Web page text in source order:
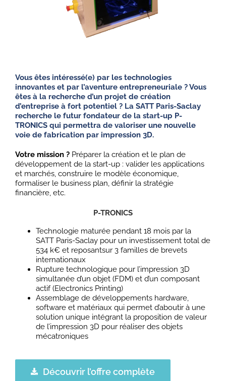
Vous êtes intéressé(e) par les technologies
innovantes et par l’aventure entrepreneuriale ? Vous
êtes à la recherche d’un projet de création
d’entreprise à fort potentiel ? La SATT Paris-Saclay
recherche le futur fondateur de la start-up P-
TRONICS qui permettra de valoriser une nouvelle
voie de fabrication par impression 3D.
Votre mission ? Préparer la création et le plan de
développement de la start-up : valider les applications
et marchés, construire le modèle économique,
formaliser le business plan, définir la stratégie
financière, etc.
P-TRONICS
Technologie maturée pendant 18 mois par la
SATT Paris-Saclay pour un investissement total de
534 k€ et reposantsur 3 familles de brevets
internationaux
Rupture technologique pour l’impression 3D
simultanée d’un objet (FDM) et d’un composant
actif (Electronics Printing)
Assemblage de développements hardware,
software et matériaux qui permet d’aboutir à une
solution unique intégrant la proposition de valeur
de l’impression 3D pour réaliser des objets
mécatroniques
Découvrir l’offre complète